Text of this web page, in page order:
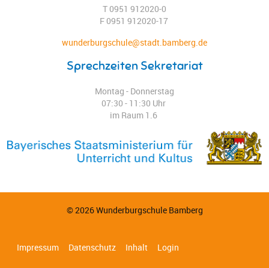
T 0951 912020-0
F 0951 912020-17
wunderburgschule@stadt.bamberg.de
Sprechzeiten Sekretariat
Montag - Donnerstag
07:30 - 11:30 Uhr
im Raum 1.6
© 2026 Wunderburgschule Bamberg
Impressum Datenschutz Inhalt Login